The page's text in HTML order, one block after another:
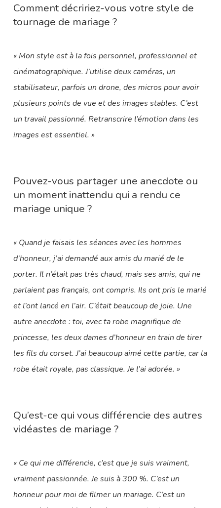
Comment décririez-vous votre style de
tournage de mariage ?
« Mon style est à la fois personnel, professionnel et
cinématographique. J’utilise deux caméras, un
stabilisateur, parfois un drone, des micros pour avoir
plusieurs points de vue et des images stables. C’est
un travail passionné. Retranscrire l’émotion dans les
images est essentiel. »
Pouvez-vous partager une anecdote ou
un moment inattendu qui a rendu ce
mariage unique ?
« Quand je faisais les séances avec les hommes
d’honneur, j’ai demandé aux amis du marié de le
porter. Il n’était pas très chaud, mais ses amis, qui ne
parlaient pas français, ont compris. Ils ont pris le marié
et l’ont lancé en l’air. C’était beaucoup de joie. Une
autre anecdote : toi, avec ta robe magnifique de
princesse, les deux dames d’honneur en train de tirer
les fils du corset. J’ai beaucoup aimé cette partie, car la
robe était royale, pas classique. Je l’ai adorée. »
Qu’est-ce qui vous différencie des autres
vidéastes de mariage ?
« Ce qui me différencie, c’est que je suis vraiment,
vraiment passionnée. Je suis à 300 %. C’est un
honneur pour moi de filmer un mariage. C’est un